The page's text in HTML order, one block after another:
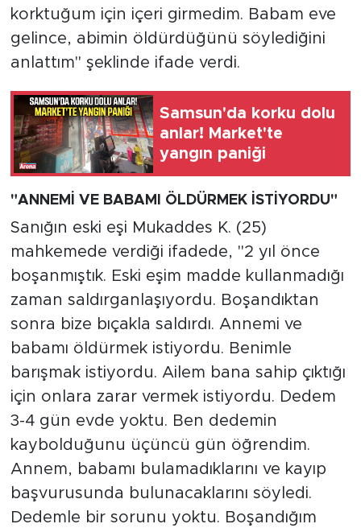
korktuğum için içeri girmedim. Babam eve
gelince, abimin öldürdüğünü söylediğini
anlattım" şeklinde ifade verdi.
Samsun'da korku dolu
anlar! Market'te
yangın paniği
"ANNEMİ VE BABAMI ÖLDÜRMEK İSTİYORDU"
Sanığın eski eşi Mukaddes K. (25)
mahkemede verdiği ifadede, "2 yıl önce
boşanmıştık. Eski eşim madde kullanmadığı
zaman saldırganlaşıyordu. Boşandıktan
sonra bize bıçakla saldırdı. Annemi ve
babamı öldürmek istiyordu. Benimle
barışmak istiyordu. Ailem bana sahip çıktığı
için onlara zarar vermek istiyordu. Dedem
3-4 gün evde yoktu. Ben dedemin
kaybolduğunu üçüncü gün öğrendim.
Annem, babamı bulamadıklarını ve kayıp
başvurusunda bulunacaklarını söyledi.
Dedemle bir sorunu yoktu. Boşandığım